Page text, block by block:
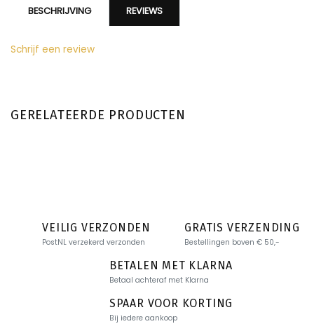
BESCHRIJVING REVIEWS
Schrijf een review
GERELATEERDE PRODUCTEN
VEILIG VERZONDEN
PostNL verzekerd verzonden
GRATIS VERZENDING
Bestellingen boven € 50,-
BETALEN MET KLARNA
Betaal achteraf met Klarna
SPAAR VOOR KORTING
Bij iedere aankoop